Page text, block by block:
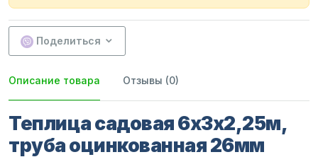
Поделиться
Описание товара Отзывы (0)
Теплица садовая 6х3х2,25м,
труба оцинкованная 26мм